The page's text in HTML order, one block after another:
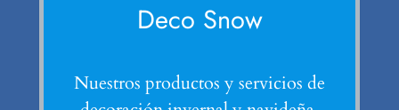
Deco Snow
Nuestros productos y servicios de